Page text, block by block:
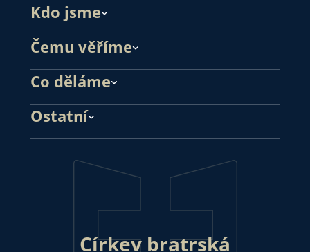
Kdo jsme
Čemu věříme
Co děláme
Ostatní
Církev bratrská